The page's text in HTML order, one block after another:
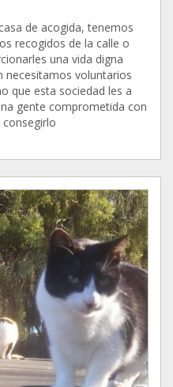
de acogida, tenemos
recogidos de la calle o
una vida digna
necesitamos voluntarios
que esta sociedad les a
gente comprometida con